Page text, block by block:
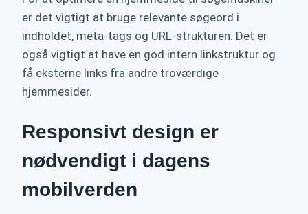
er det vigtigt at bruge relevante søgeord i
indholdet, meta-tags og URL-strukturen. Det er
også vigtigt at have en god intern linkstruktur og
få eksterne links fra andre troværdige
hjemmesider.
Responsivt design er
nødvendigt i dagens
mobilverden